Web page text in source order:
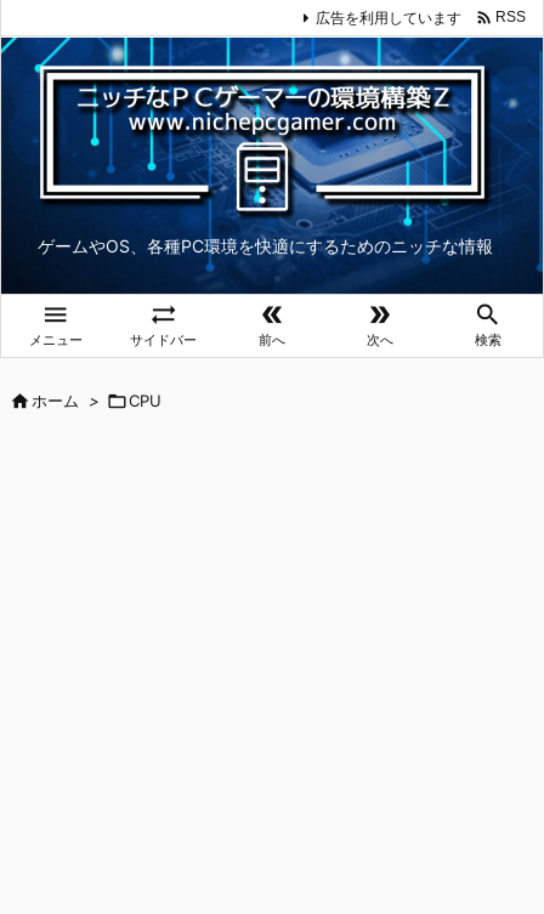
ゲームやOS、各種PC環境を快適にするためのニッチな情報

メニュー

サイドバー

前へ

次へ

検索
広告を利用しています  RSS
ホーム > CPU